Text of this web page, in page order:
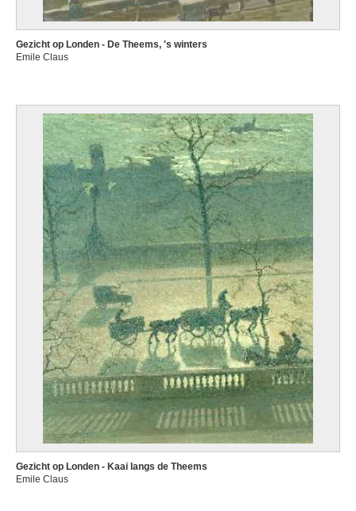
Gezicht op Londen - De Theems, 's winters
Emile Claus
Gezicht op Londen - Kaai langs de Theems
Emile Claus